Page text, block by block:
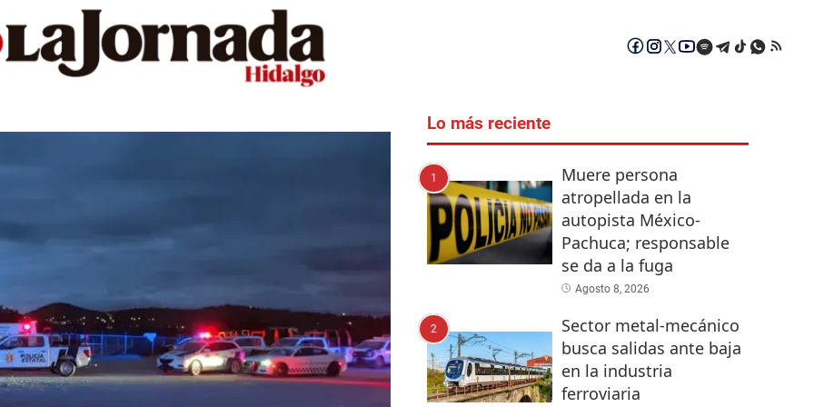
Lo más reciente
1
Muere persona
atropellada en la
autopista México-
Pachuca; responsable
se da a la fuga
Agosto 8, 2026
2
Sector metal-mecánico
busca salidas ante baja
en la industria
ferroviaria